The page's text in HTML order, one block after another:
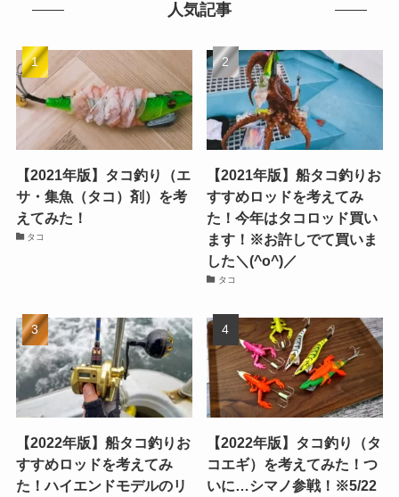
人気記事
【2021年版】タコ釣り（エ
サ・集魚（タコ）剤）を考
えてみた！
タコ
【2021年版】船タコ釣りお
すすめロッドを考えてみ
た！今年はタコロッド買い
ます！※お許しでて買いま
した＼(^o^)／
タコ
【2022年版】船タコ釣りお
すすめロッドを考えてみ
た！ハイエンドモデルのリ
【2022年版】タコ釣り（タ
コエギ）を考えてみた！つ
いに…シマノ参戦！※5/22